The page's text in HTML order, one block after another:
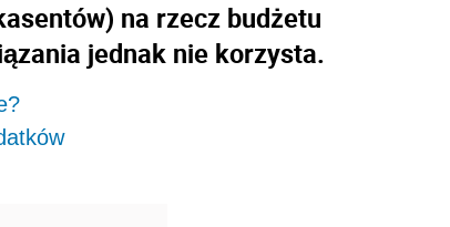
na rzecz budżetu
jednak nie korzysta.